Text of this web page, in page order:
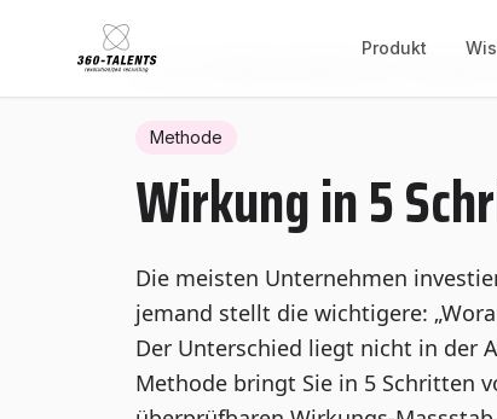
Produkt
Home
Methode
Wirkung in 5
Die meisten Unternehmen
jemand stellt die wichtigere:
Der Unterschied liegt nicht in der
Methode bringt Sie in 5 Schritten